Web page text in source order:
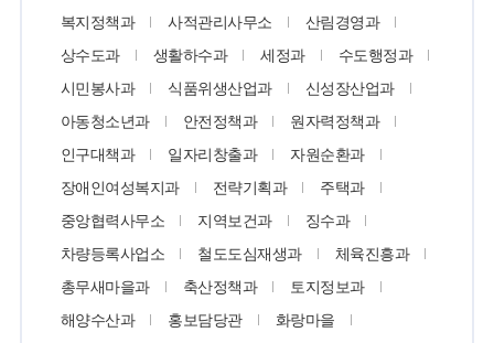
복지정책과
사적관리사무소
산림경영과
상수도과
생활하수과 세정과
수도행정과
시민봉사과
식품위생산업과
신성장산업과
아동청소년과
안전정책과
원자력정책과
인구대책과
일자리창출과
자원순환과
장애인여성복지과
전략기획과
주택과
중앙협력사무소
지역보건과
징수과
차량등록사업소
철도도심재생과
체육진흥과
총무새마을과
축산정책과
토지정보과
해양수산과
홍보담당관
화랑마을